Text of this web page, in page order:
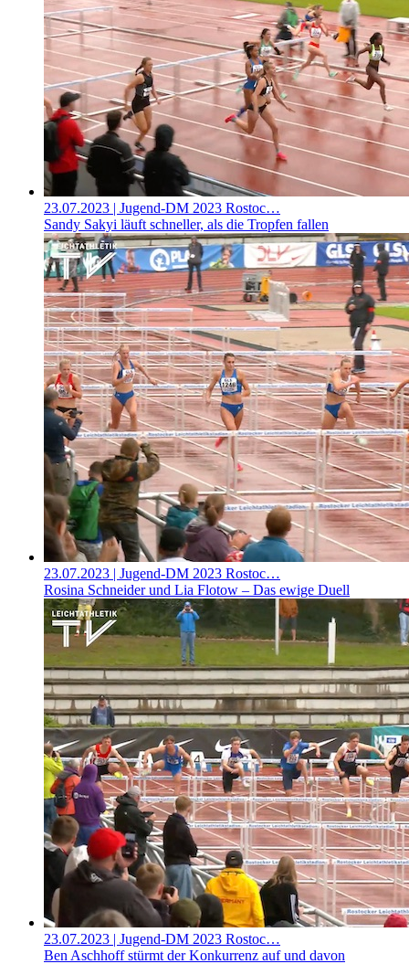
23.07.2023 | Jugend-DM 2023 Rostoc…
Sandy Sakyi läuft schneller, als die Tropfen fallen
23.07.2023 | Jugend-DM 2023 Rostoc…
Rosina Schneider und Lia Flotow – Das ewige Duell
23.07.2023 | Jugend-DM 2023 Rostoc…
Ben Aschhoff stürmt der Konkurrenz auf und davon